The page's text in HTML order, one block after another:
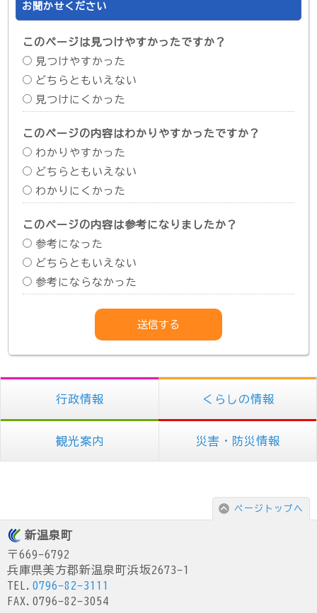
お聞かせください
このページは見つけやすかったですか？
見つけやすかった
どちらともいえない
見つけにくかった
このページの内容はわかりやすかったですか？
わかりやすかった
どちらともいえない
わかりにくかった
このページの内容は参考になりましたか？
参考になった
どちらともいえない
参考にならなかった
行政情報 くらしの情報
観光案内 災害・防災情報
ページトップへ
新温泉町
〒669-6792
兵庫県美方郡新温泉町浜坂2673-1
TEL. 0796-82-3111
FAX.0796-82-3054